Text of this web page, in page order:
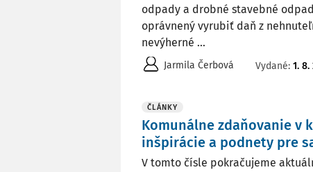
odpady a drobné stavebné
oprávnený vyrubiť daň z
nevýherné ...
Jarmila Čerbová Vydané: 1. 8.
ČLÁNKY
Komunálne zdaňovanie v
inšpirácie a podnety pre
V tomto čísle pokračujeme